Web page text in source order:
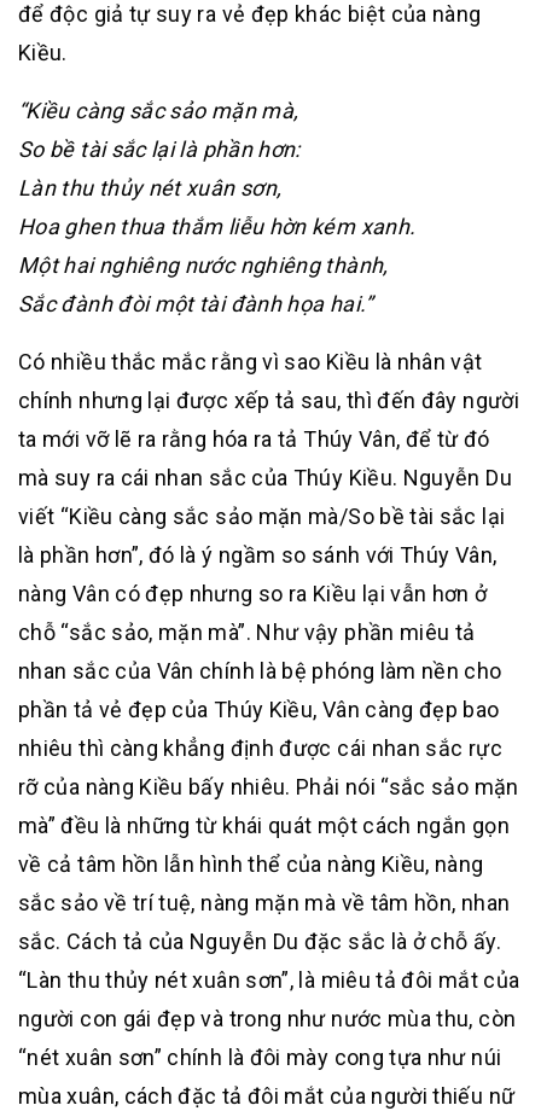
để độc giả tự suy ra vẻ đẹp khác biệt của nàng
Kiều.
“Kiều càng sắc sảo mặn mà,
So bề tài sắc lại là phần hơn:
Làn thu thủy nét xuân sơn,
Hoa ghen thua thắm liễu hờn kém xanh.
Một hai nghiêng nước nghiêng thành,
Sắc đành đòi một tài đành họa hai.”
Có nhiều thắc mắc rằng vì sao Kiều là nhân vật
chính nhưng lại được xếp tả sau, thì đến đây người
ta mới vỡ lẽ ra rằng hóa ra tả Thúy Vân, để từ đó
mà suy ra cái nhan sắc của Thúy Kiều. Nguyễn Du
viết “Kiều càng sắc sảo mặn mà/So bề tài sắc lại
là phần hơn”, đó là ý ngầm so sánh với Thúy Vân,
nàng Vân có đẹp nhưng so ra Kiều lại vẫn hơn ở
chỗ “sắc sảo, mặn mà”. Như vậy phần miêu tả
nhan sắc của Vân chính là bệ phóng làm nền cho
phần tả vẻ đẹp của Thúy Kiều, Vân càng đẹp bao
nhiêu thì càng khẳng định được cái nhan sắc rực
rỡ của nàng Kiều bấy nhiêu. Phải nói “sắc sảo mặn
mà” đều là những từ khái quát một cách ngắn gọn
về cả tâm hồn lẫn hình thể của nàng Kiều, nàng
sắc sảo về trí tuệ, nàng mặn mà về tâm hồn, nhan
sắc. Cách tả của Nguyễn Du đặc sắc là ở chỗ ấy.
“Làn thu thủy nét xuân sơn”, là miêu tả đôi mắt của
người con gái đẹp và trong như nước mùa thu, còn
“nét xuân sơn” chính là đôi mày cong tựa như núi
mùa xuân, cách đặc tả đôi mắt của người thiếu nữ